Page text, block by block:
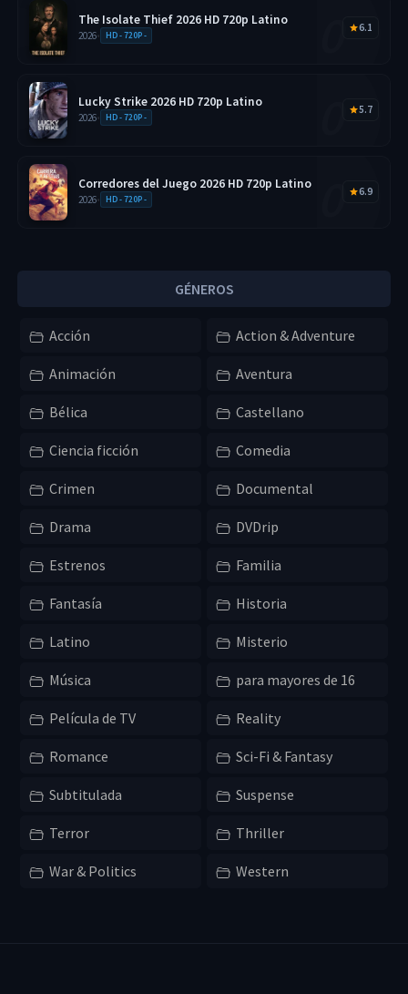
The Isolate Thief 2026 HD 720p Latino
2026• HD - 720P -
6.1
Lucky Strike 2026 HD 720p Latino
2026• HD - 720P -
5.7
Corredores del Juego 2026 HD 720p Latino
2026• HD - 720P -
6.9
GÉNEROS
Acción Action & Adventure
Animación Aventura
Bélica Castellano
Ciencia ficción Comedia
Crimen Documental
Drama DVDrip
Estrenos Familia
Fantasía Historia
Latino Misterio
Música para mayores de 16
Película de TV Reality
Romance Sci-Fi & Fantasy
Subtitulada Suspense
Terror Thriller
War & Politics Western